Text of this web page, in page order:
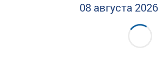
08 августа 2026